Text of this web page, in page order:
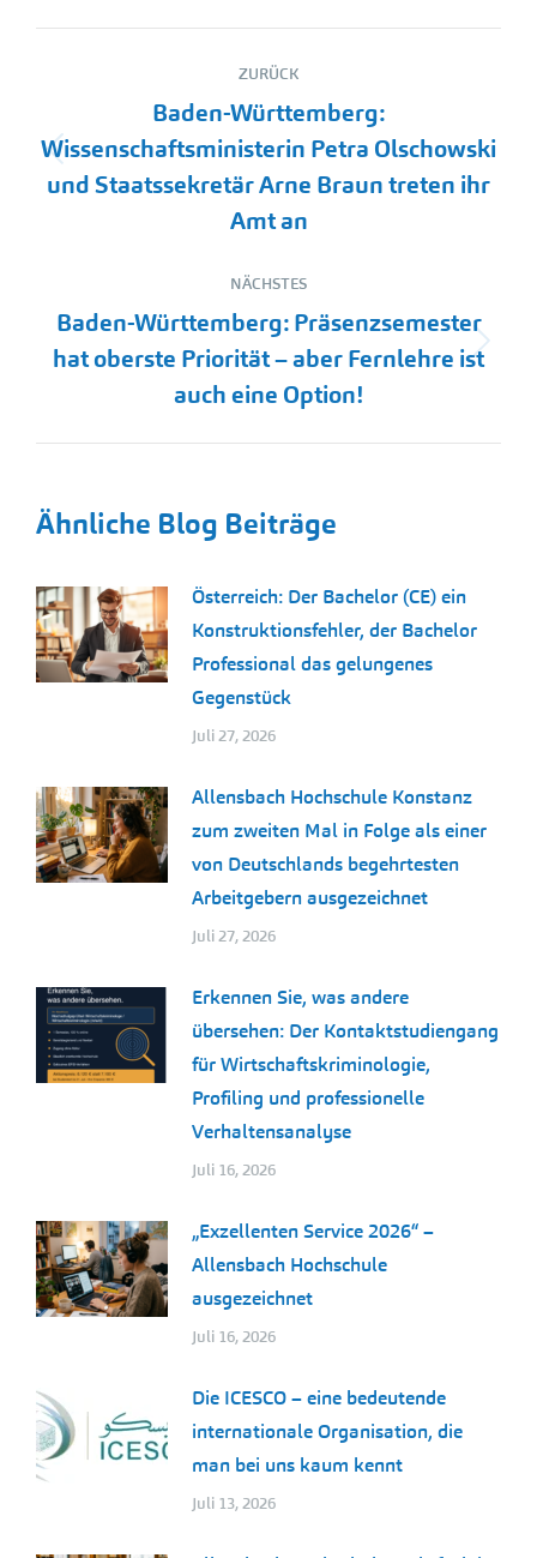
Kommentarnavigation
ZURÜCK
Vorheriger
Beitrag:
Baden-Württemberg:
Wissenschaftsministerin Petra Olschowski
und Staatssekretär Arne Braun treten ihr
Amt an
NÄCHSTES
Nächster
Beitrag:
Baden-Württemberg: Präsenzsemester
hat oberste Priorität – aber Fernlehre ist
auch eine Option!
Ähnliche Blog Beiträge
Österreich: Der Bachelor (CE) ein
Konstruktionsfehler, der Bachelor
Professional das gelungenes
Gegenstück
Juli 27, 2026
Allensbach Hochschule Konstanz
zum zweiten Mal in Folge als einer
von Deutschlands begehrtesten
Arbeitgebern ausgezeichnet
Juli 27, 2026
Erkennen Sie, was andere
übersehen: Der Kontaktstudiengang
für Wirtschaftskriminologie,
Profiling und professionelle
Verhaltensanalyse
Juli 16, 2026
„Exzellenten Service 2026“ –
Allensbach Hochschule
ausgezeichnet
Juli 16, 2026
Die ICESCO – eine bedeutende
internationale Organisation, die
man bei uns kaum kennt
Juli 13, 2026